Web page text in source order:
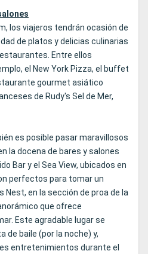
los viajeros tendrán ocasión de
de platos y delicias culinarias
Entre ellos
el New York Pizza, el buffet
gourmet asiático
de Rudy's Sel de Mer,
es posible pasar maravillosos
la docena de bares y salones
Bar y el Sea View, ubicados en
perfectos para tomar un
Nest, en la sección de proa de la
que ofrece
Este agradable lugar se
de baile (por la noche) y,
entretenimientos durante el